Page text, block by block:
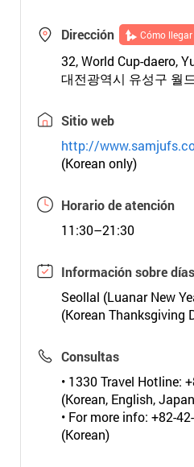
Dirección Cómo llegar
32, World Cup-daero,
대전광역시 유성구 월
Sitio web
http://
(Korean only)
Horario de atención
11:30–21:30
Información sobre
Seollal (Luanar New
(Korean Thanksgiving
Consultas
• 1330 Travel Hotline:
(Korean, English,
• For more info: +82-
(Korean)